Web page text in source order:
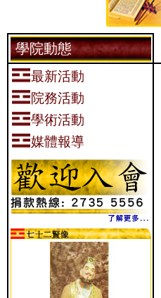
學院動態
最新活動
院務活動
學術活動
媒體報導